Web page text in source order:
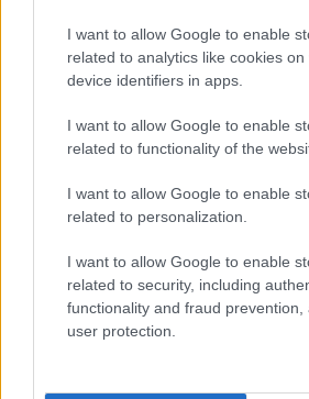
I want to allow Google to enable
related to analytics like cookies on
device identifiers in apps.
I want to allow Google to enable
related to functionality of the
I want to allow Google to enable
related to personalization.
I want to allow Google to enable
related to security, including
functionality and fraud prevention,
user protection.
"Mert nyilván van alapja a
De megis mi az alapja? Nem
nyilvan van alapja, amig ki nem
nem kulonboztetheto meg a
senkinek nem sikerult. Akkor aki
fordulo_bogyo
@sorica123: "Mert nyilván van